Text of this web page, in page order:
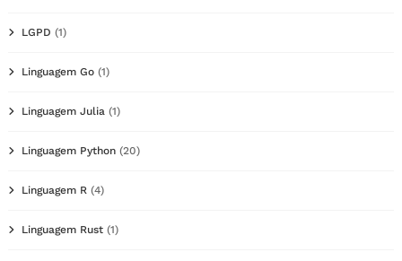
LGPD (1)
Linguagem Go (1)
Linguagem Julia (1)
Linguagem Python (20)
Linguagem R (4)
Linguagem Rust (1)